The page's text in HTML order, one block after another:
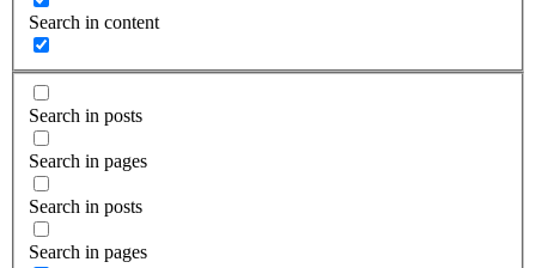
Search in content
Search in posts
Search in pages
Search in posts
Search in pages